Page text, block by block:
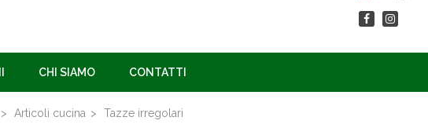
CHI SIAMO CONTATTI
Articoli cucina Tazze irregolari